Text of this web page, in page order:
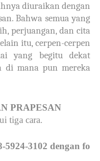
diuraikan dengan
Bahwa semua yang
perjuangan, dan cita
itu, cerpen-cerpen
yang begitu dekat
di mana pun mereka
PRAPESAN
tiga cara.
3102 dengan